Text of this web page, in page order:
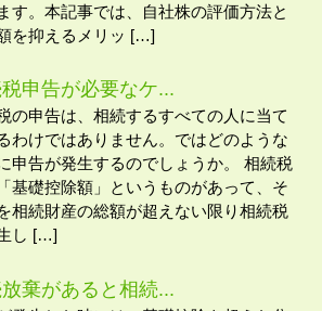
す。本記事では、自社株の評価方法と
を抑えるメリッ […]
申告が必要なケ...
の申告は、相続するすべての人に当て
わけではありません。ではどのような
申告が発生するのでしょうか。 相続税
基礎控除額」というものがあって、そ
相続財産の総額が超えない限り相続税
し […]
棄があると相続...